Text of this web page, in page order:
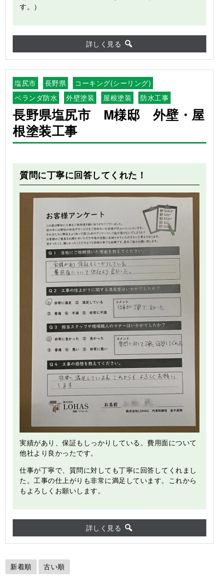
す。）
詳しく見る
塩尻市 長野県
コーキング(シーリング)
ベランダ防水
外壁塗装 屋根塗装 防水工事
長野県塩尻市 M様邸 外壁・屋
根塗装工事
Before
質問に丁寧に回答してくれた！
実績があり、保証もしっかりしている。費用面について
他社より良かったです。
仕事が丁寧で、質問に対しても丁寧に回答してくれまし
た。工事の仕上がりも非常に満足しています。これから
もよろしくお願いします。
詳しく見る
新着順 古い順